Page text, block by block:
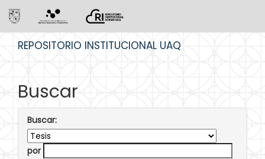
REPOSITORIO INSTITUCIONAL UAQ
Buscar
Buscar:
por